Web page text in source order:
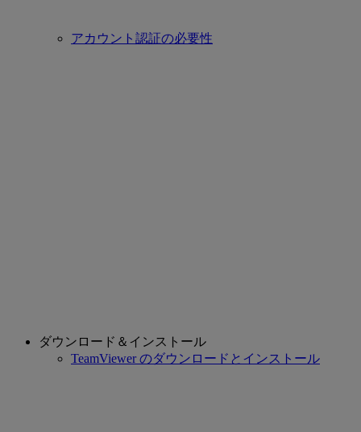
アカウント認証の必要性
ダウンロード＆インストール
TeamViewer のダウンロードとインストール